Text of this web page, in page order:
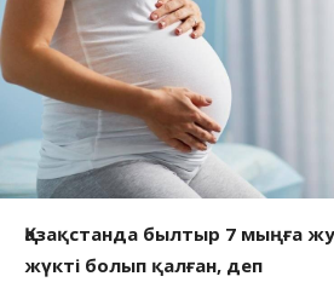
Қазақстанда былтыр 7 мыңға
жүкті болып қалған, деп